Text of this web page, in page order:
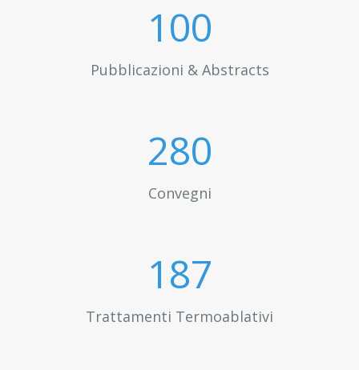
100
Pubblicazioni & Abstracts
300
Convegni
200
Trattamenti Termoablativi